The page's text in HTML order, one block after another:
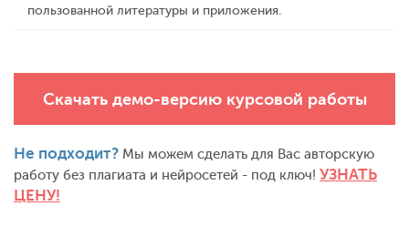
пользованной литературы и приложения.
Скачать демо-версию курсовой работы
Не подходит? Мы можем сделать для Вас авторскую
работу без плагиата и нейросетей - под ключ! УЗНАТЬ
ЦЕНУ!